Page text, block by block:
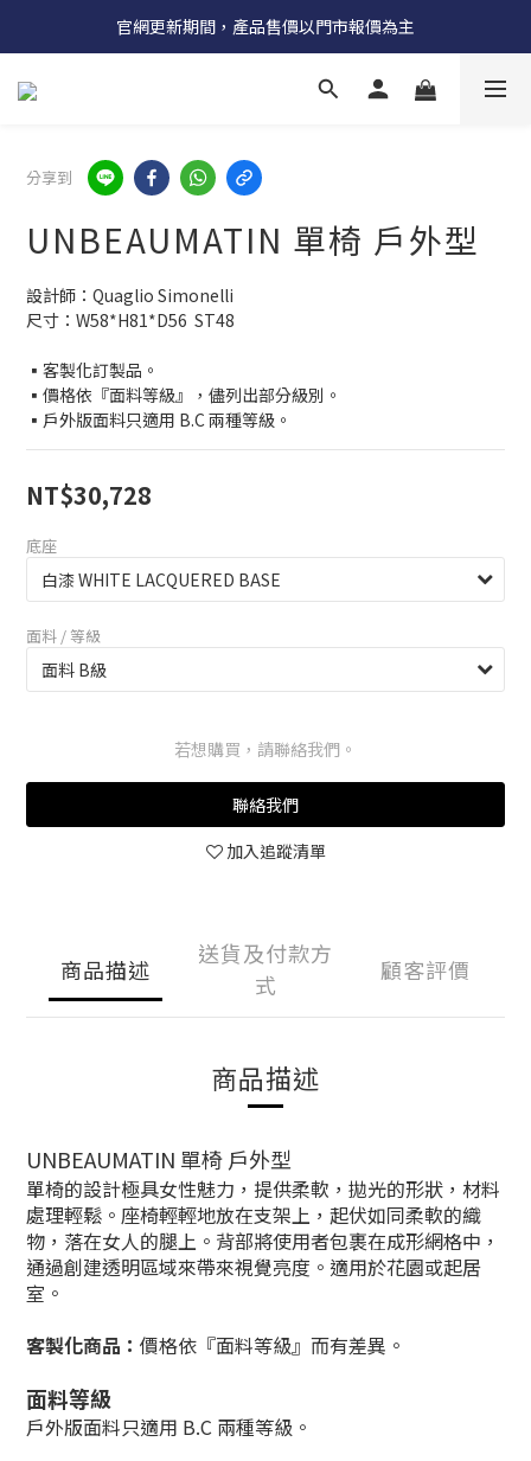
受國際原物料價格上漲，法國自 5/18 起全系列產品調漲 3%
官網更新期間，產品售價以門市報價為主
受國際原物料價格上漲，法國自 5/18 起全系列產品調漲 3%
分享到
UNBEAUMATIN 單椅 戶外型
設計師：Quaglio Simonelli
尺寸：W58*H81*D56  ST48
▪客製化訂製品。
▪價格依『面料等級』，儘列出部分級別。
▪戶外版面料只適用 B.C 兩種等級。
NT$30,728
底座
面料 / 等級
若想購買，請聯絡我們。
聯絡我們
加入追蹤清單
商品描述
送貨及付款方
式
顧客評價
商品描述
UNBEAUMATIN 單椅 戶外型
單椅的設計極具女性魅力，提供柔軟，拋光的形狀，材料
處理輕鬆。座椅輕輕地放在支架上，起伏如同柔軟的織
物，落在女人的腿上。背部將使用者包裹在成形網格中，
通過創建透明區域來帶來視覺亮度。適用於花園或起居
室。
客製化商品： 價格依『面料等級』而有差異 。
面料等級
戶外版面料只適用 B.C 兩種等級。